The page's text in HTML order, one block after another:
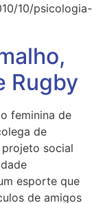
10/psicologia-
Rugby
feminina de
de
social
esporte que
de amigos